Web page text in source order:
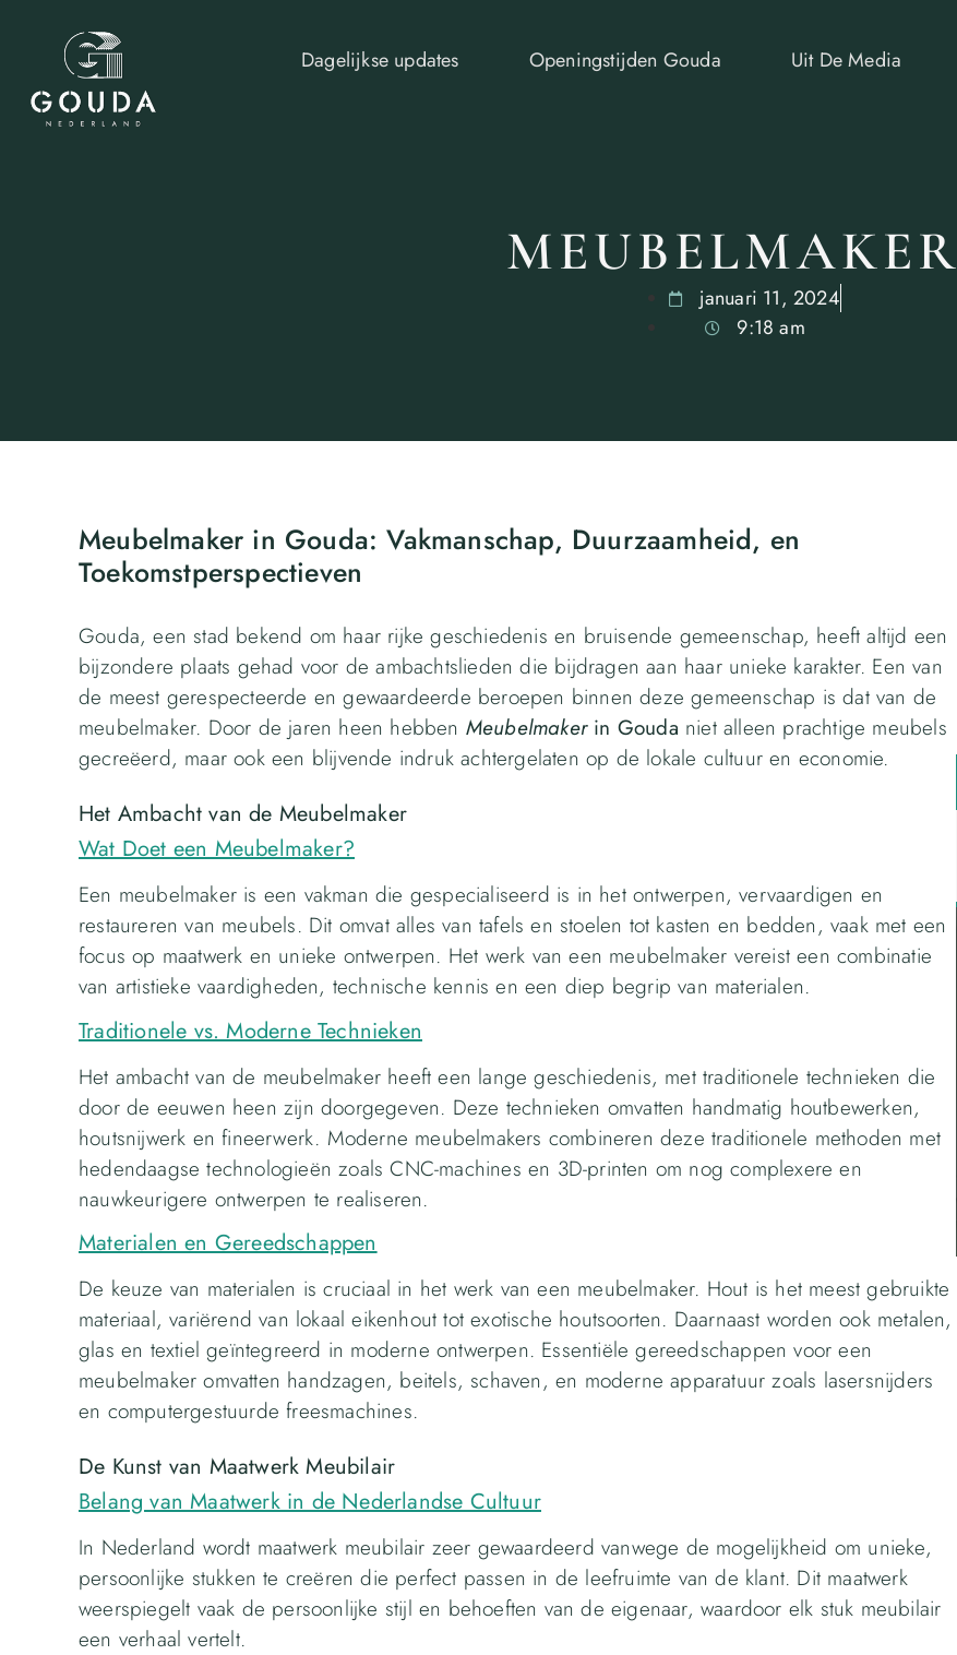
Dagelijkse updates Openingstijden Gouda Uit De Media
MEUBELMAKER
januari 11, 2024
9:18 am
Meubelmaker in Gouda: Vakmanschap, Duurzaamheid, en
Toekomstperspectieven
Gouda, een stad bekend om haar rijke geschiedenis en bruisende gemeenschap, heeft altijd een
bijzondere plaats gehad voor de ambachtslieden die bijdragen aan haar unieke karakter. Een van
de meest gerespecteerde en gewaardeerde beroepen binnen deze gemeenschap is dat van de
meubelmaker. Door de jaren heen hebben Meubelmakerin Gouda niet alleen prachtige meubels
gecreëerd, maar ook een blijvende indruk achtergelaten op de lokale cultuur en economie.
Het Ambacht van de Meubelmaker
Wat Doet een Meubelmaker?
Een meubelmaker is een vakman die gespecialiseerd is in het ontwerpen, vervaardigen en
restaureren van meubels. Dit omvat alles van tafels en stoelen tot kasten en bedden, vaak met een
focus op maatwerk en unieke ontwerpen. Het werk van een meubelmaker vereist een combinatie
van artistieke vaardigheden, technische kennis en een diep begrip van materialen.
Traditionele vs. Moderne Technieken
Het ambacht van de meubelmaker heeft een lange geschiedenis, met traditionele technieken die
door de eeuwen heen zijn doorgegeven. Deze technieken omvatten handmatig houtbewerken,
houtsnijwerk en fineerwerk. Moderne meubelmakers combineren deze traditionele methoden met
hedendaagse technologieën zoals CNC-machines en 3D-printen om nog complexere en
nauwkeurigere ontwerpen te realiseren.
Materialen en Gereedschappen
De keuze van materialen is cruciaal in het werk van een meubelmaker. Hout is het meest gebruikte
materiaal, variërend van lokaal eikenhout tot exotische houtsoorten. Daarnaast worden ook metalen,
glas en textiel geïntegreerd in moderne ontwerpen. Essentiële gereedschappen voor een
meubelmaker omvatten handzagen, beitels, schaven, en moderne apparatuur zoals lasersnijders
en computergestuurde freesmachines.
De Kunst van Maatwerk Meubilair
Belang van Maatwerk in de Nederlandse Cultuur
In Nederland wordt maatwerk meubilair zeer gewaardeerd vanwege de mogelijkheid om unieke,
persoonlijke stukken te creëren die perfect passen in de leefruimte van de klant. Dit maatwerk
weerspiegelt vaak de persoonlijke stijl en behoeften van de eigenaar, waardoor elk stuk meubilair
een verhaal vertelt.